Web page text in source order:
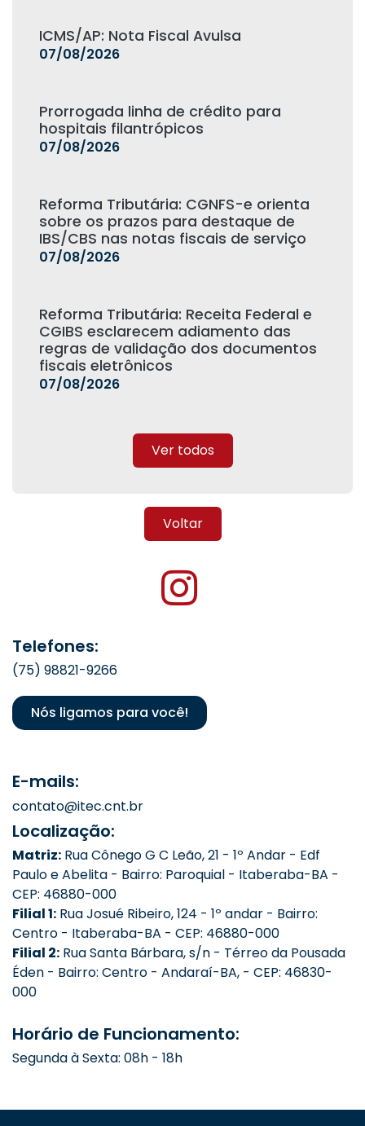
ICMS/AP: Nota Fiscal Avulsa
07/08/2026
Prorrogada linha de crédito para
hospitais filantrópicos
07/08/2026
Reforma Tributária: CGNFS-e orienta
sobre os prazos para destaque de
IBS/CBS nas notas fiscais de serviço
07/08/2026
Reforma Tributária: Receita Federal e
CGIBS esclarecem adiamento das
regras de validação dos documentos
fiscais eletrônicos
07/08/2026
Ver todos
Voltar
Telefones:
(75) 98821-9266
Nós ligamos para você!
E-mails:
contato@itec.cnt.br
Localização:
Matriz: Rua Cônego G C Leão, 21 - 1º Andar - Edf
Paulo e Abelita - Bairro: Paroquial - Itaberaba-BA -
CEP: 46880-000
Filial 1: Rua Josué Ribeiro, 124 - 1º andar - Bairro:
Centro - Itaberaba-BA - CEP: 46880-000
Filial 2: Rua Santa Bárbara, s/n - Térreo da Pousada
Éden - Bairro: Centro - Andaraí-BA, - CEP: 46830-
000
Horário de Funcionamento:
Segunda à Sexta: 08h - 18h